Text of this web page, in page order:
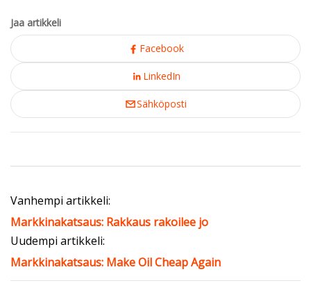
Jaa artikkeli
Facebook
LinkedIn
Sähköposti
Vanhempi artikkeli:
Markkinakatsaus: Rakkaus rakoilee jo
Uudempi artikkeli:
Markkinakatsaus: Make Oil Cheap Again